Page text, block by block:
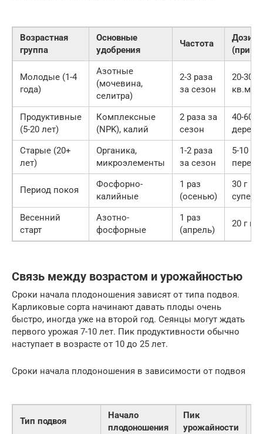
Возрастная
группа
Основные
удобрения
Частота
Молодые (1-4
года)
Азотные
(мочевина,
селитра)
2-3 раза
за сезон
20-30 г
кв.м.
Продуктивные
(5-20 лет)
Комплексные
(NPK), калий
2 раза за
сезон
40-60 г
дерево
Старые (20+
лет)
Органика,
микроэлементы
1-2 раза
за сезон
5-10 кг
Период покоя
Фосфорно-
калийные
1 раз
(осенью)
30 г
Весенний
старт
Азотно-
фосфорные
1 раз
(апрель)
20 г на
Связь между возрастом и урожайностью
Сроки начала плодоношения зависят от типа подвоя.
Карликовые сорта начинают давать плоды очень
быстро, иногда уже на второй год. Сеянцы могут ждать
первого урожая 7-10 лет. Пик продуктивности обычно
наступает в возрасте от 10 до 25 лет.
Сроки начала плодоношения в зависимости от подвоя
Тип подвоя
Начало
плодоношения
Пик
урожайности